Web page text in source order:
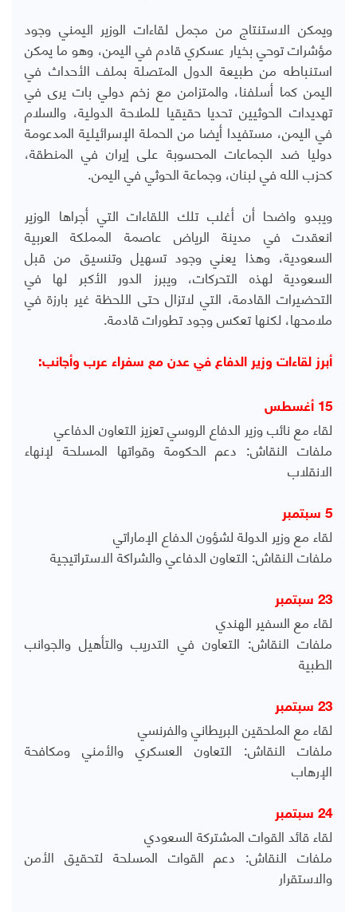
ويمكن الاستنتاج من مجمل لقاءات الوزير اليمني وجود
مؤشرات توحي بخيار عسكري قادم في اليمن، وهو ما يمكن
استنباطه من طبيعة الدول المتصلة بملف الأحداث في
اليمن كما أسلفنا، والمتزامن مع زخم دولي بات يرى في
تهديدات الحوثيين تحديا حقيقيا للملاحة الدولية، والسلام
في اليمن، مستفيدا أيضا من الحملة الإسرائيلية المدعومة
دوليا ضد الجماعات المحسوبة على إيران في المنطقة،
كحزب الله في لبنان، وجماعة الحوثي في اليمن.
ويبدو واضحا أن أغلب تلك اللقاءات التي أجراها الوزير
انعقدت في مدينة الرياض عاصمة المملكة العربية
السعودية، وهذا يعني وجود تسهيل وتنسيق من قبل
السعودية لهذه التحركات، ويبرز الدور الأكبر لها في
التحضيرات القادمة، التي لاتزال حتى اللحظة غير بارزة في
ملامحها، لكنها تعكس وجود تطورات قادمة.
أبرز لقاءات وزير الدفاع في عدن مع سفراء عرب وأجانب:
15 أغسطس
لقاء مع نائب وزير الدفاع الروسي تعزيز التعاون الدفاعي
ملفات النقاش: دعم الحكومة وقواتها المسلحة لإنهاء
الانقلاب
5 سبتمبر
لقاء مع وزير الدولة لشؤون الدفاع الإماراتي
ملفات النقاش: التعاون الدفاعي والشراكة الاستراتيجية
23 سبتمبر
لقاء مع السفير الهندي
ملفات النقاش: التعاون في التدريب والتأهيل والجوانب
الطبية
23 سبتمبر
لقاء مع الملحقين البريطاني والفرنسي
ملفات النقاش: التعاون العسكري والأمني ومكافحة
الإرهاب
24 سبتمبر
لقاء قائد القوات المشتركة السعودي
ملفات النقاش: دعم القوات المسلحة لتحقيق الأمن
والاستقرار